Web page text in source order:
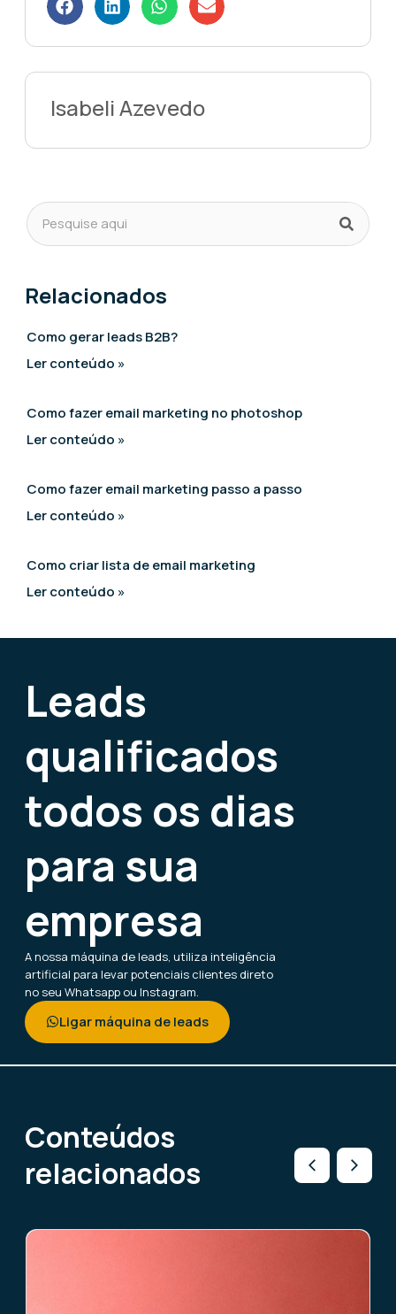
Isabeli Azevedo
Relacionados
Como gerar leads B2B?
Ler conteúdo »
Como fazer email marketing no photoshop
Ler conteúdo »
Como fazer email marketing passo a passo
Ler conteúdo »
Como criar lista de email marketing
Ler conteúdo »
Leads
qualificados
todos os dias
para sua
empresa
A nossa máquina de leads, utiliza inteligência
artificial para levar potenciais clientes direto
no seu Whatsapp ou Instagram.
Ligar máquina de leads
Conteúdos
relacionados